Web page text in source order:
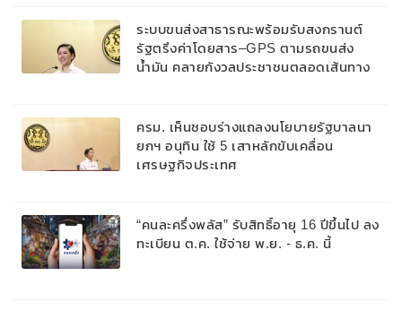
ระบบขนส่งสาธารณะพร้อมรับสงกรานต์
รัฐตรึงค่าโดยสาร–GPS ตามรถขนส่ง
น้ำมัน คลายกังวลประชาชนตลอดเส้นทาง
ครม. เห็นชอบร่างแถลงนโยบายรัฐบาลนา
ยกฯ อนุทิน ใช้ 5 เสาหลักขับเคลื่อน
เศรษฐกิจประเทศ
“คนละครึ่งพลัส” รับสิทธิ์อายุ 16 ปีขึ้นไป ลง
ทะเบียน ต.ค. ใช้จ่าย พ.ย. - ธ.ค. นี้